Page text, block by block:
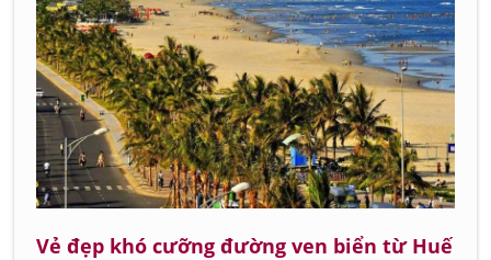
Vẻ đẹp khó cưỡng đường ven biển từ Huế